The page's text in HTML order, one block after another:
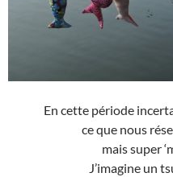
En cette période
ce que nous
mais super
J’imagine un